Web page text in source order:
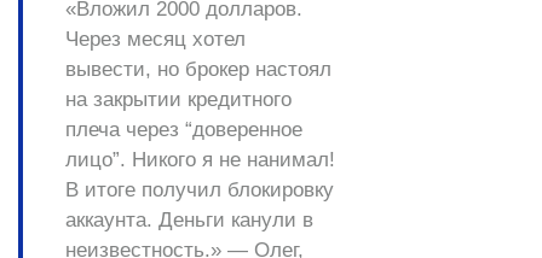
«Вложил 2000 долларов.
Через месяц хотел
вывести, но брокер настоял
на закрытии кредитного
плеча через “доверенное
лицо”. Никого я не нанимал!
В итоге получил блокировку
аккаунта. Деньги канули в
неизвестность.» — Олег,